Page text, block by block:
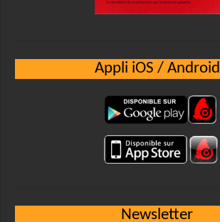
Appli iOS / Android
Newsletter